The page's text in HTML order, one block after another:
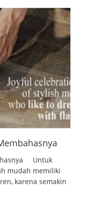
Untuk
mudah memiliki
karena semakin